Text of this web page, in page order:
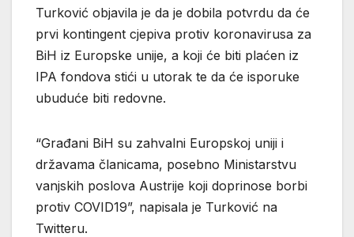
Turković objavila je da je dobila potvrdu da će
prvi kontingent cjepiva protiv koronavirusa za
BiH iz Europske unije, a koji će biti plaćen iz
IPA fondova stići u utorak te da će isporuke
ubuduće biti redovne.
“Građani BiH su zahvalni Europskoj uniji i
državama članicama, posebno Ministarstvu
vanjskih poslova Austrije koji doprinose borbi
protiv COVID19”, napisala je Turković na
Twitteru.